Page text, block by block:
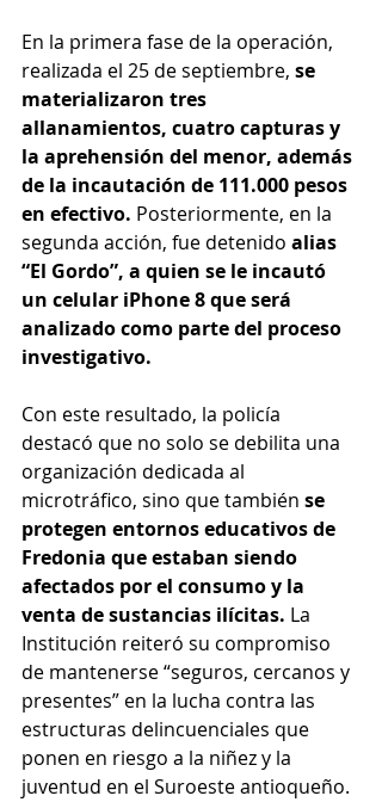
En la primera fase de la operación,
realizada el 25 de septiembre, se
materializaron tres
allanamientos, cuatro capturas y
la aprehensión del menor, además
de la incautación de 111.000 pesos
en efectivo. Posteriormente, en la
segunda acción, fue detenido alias
“El Gordo”, a quien se le incautó
un celular iPhone 8 que será
analizado como parte del proceso
investigativo.
Con este resultado, la policía
destacó que no solo se debilita una
organización dedicada al
microtráfico, sino que también se
protegen entornos educativos de
Fredonia que estaban siendo
afectados por el consumo y la
venta de sustancias ilícitas. La
Institución reiteró su compromiso
de mantenerse “seguros, cercanos y
presentes” en la lucha contra las
estructuras delincuenciales que
ponen en riesgo a la niñez y la
juventud en el Suroeste antioqueño.